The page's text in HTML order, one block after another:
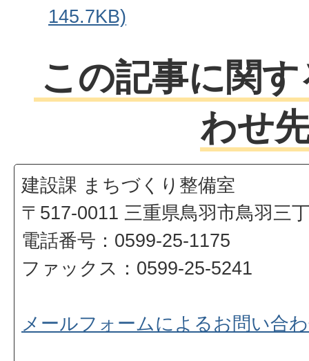
145.7KB)
この記事に関
わせ
建設課 まちづくり整備室
〒517-0011 三重県鳥羽市鳥羽三
電話番号：0599-25-1175
ファックス：0599-25-5241
メールフォームによるお問い合